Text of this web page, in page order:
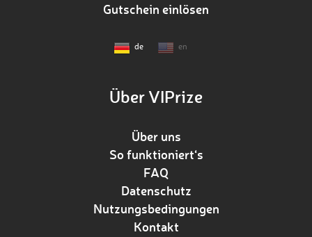
Gutschein einlösen
de en
Über VIPrize
Über uns
So funktioniert‘s
FAQ
Datenschutz
Nutzungsbedingungen
Kontakt